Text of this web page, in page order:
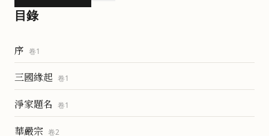
目錄
序 卷1
三國緣起 卷1
淨家題名 卷1
華嚴宗 卷2